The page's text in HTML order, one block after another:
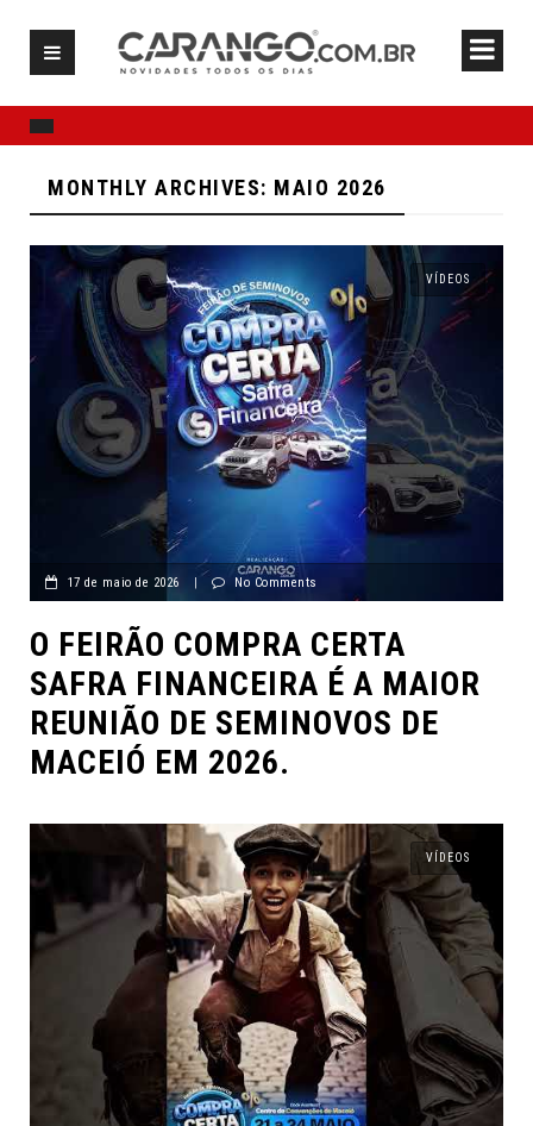
MONTHLY ARCHIVES: MAIO 2026
VÍDEOS
17 de maio de 2026 | No Comments
O FEIRÃO COMPRA CERTA
SAFRA FINANCEIRA É A MAIOR
REUNIÃO DE SEMINOVOS DE
MACEIÓ EM 2026.
VÍDEOS